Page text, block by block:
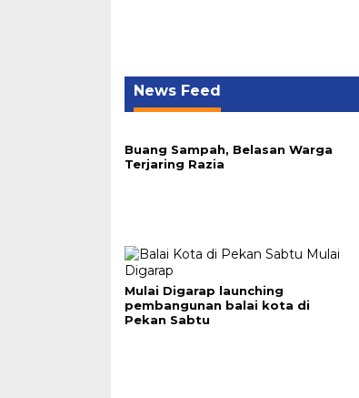
News Feed
Buang Sampah, Belasan Warga
Terjaring Razia
Mulai Digarap launching
pembangunan balai kota di
Pekan Sabtu